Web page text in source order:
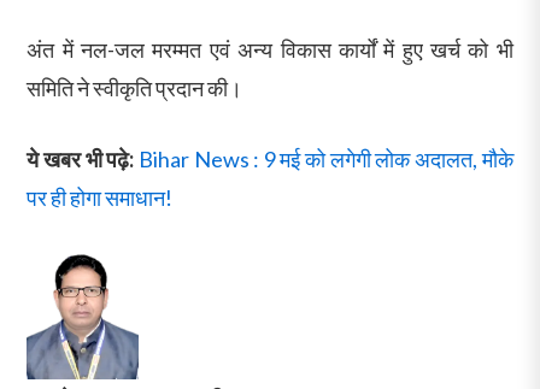
अंत में नल-जल मरम्मत एवं अन्य विकास कार्यों में हुए खर्च को भी
समिति ने स्वीकृति प्रदान की।
ये खबर भी पढ़े: Bihar News : 9 मई को लगेगी लोक अदालत, मौके
पर ही होगा समाधान!